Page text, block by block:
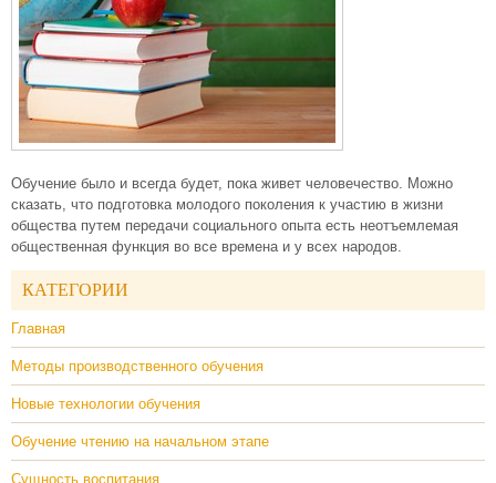
Обучение было и всегда будет, пока живет человечество. Можно
сказать, что подготовка молодого поколения к участию в жизни
общества путем передачи социального опыта есть неотъемлемая
общественная функция во все времена и у всех народов.
КАТЕГОРИИ
Главная
Методы производственного обучения
Новые технологии обучения
Обучение чтению на начальном этапе
Сущность воспитания